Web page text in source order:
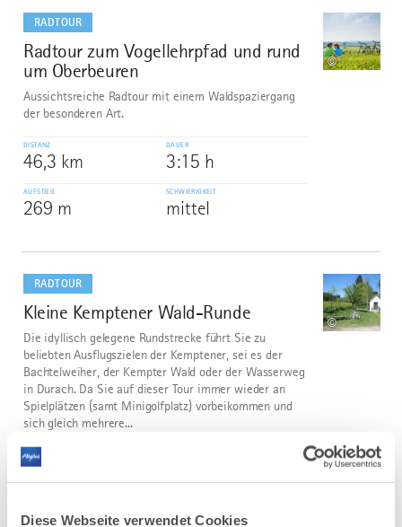
Diese Webseite verwendet Cookies
RADTOUR
2
Radtour zum Vogellehrpfad und rund
um Oberbeuren
©
Aussichtsreiche Radtour mit einem Waldspaziergang
der besonderen Art.
DISTANZ
46,3 km
DAUER
3:15 h
AUFSTIEG
269 m
SCHWIERIGKEIT
mittel
dazu
RADTOUR
3
Kleine Kemptener Wald-Runde
©
Die idyllisch gelegene Rundstrecke führt Sie zu
beliebten Ausflugszielen der Kemptener, sei es der
Bachtelweiher, der Kempter Wald oder der Wasserweg
in Durach. Da Sie auf dieser Tour immer wieder an
Spielplätzen (samt Minigolfplatz) vorbeikommen und
sich gleich mehrere...
DISTANZ
22,3 km
406 m mittel
dazu